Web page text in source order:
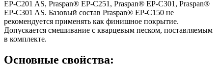
EP-C201 AS, Praspan® EP-C251, Praspan® EP-C301, Praspan®
EP-C301 AS. Базовый состав Praspan® EP-C150 не
рекомендуется применять как финишное покрытие.
Допускается смешивание с кварцевым песком, поставляемым
в комплекте.
Основные свойства: